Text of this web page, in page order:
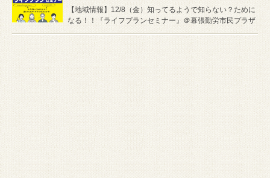
【地域情報】12/8（金）知ってるようで知らない？ために
なる！！『ライフプランセミナー』＠幕張勤労市民プラザ